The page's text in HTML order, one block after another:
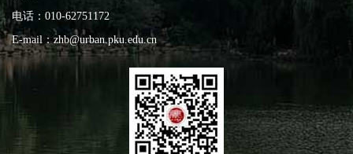
电话：010-62751172
E-mail：zhb@urban.pku.edu.cn